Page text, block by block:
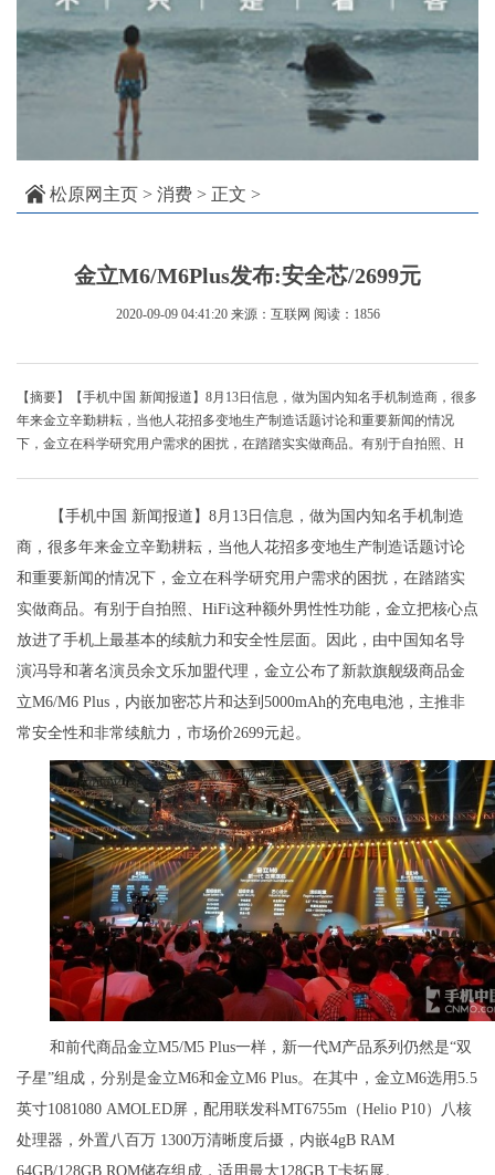
松原网主页 > 消费 > 正文 >
金立M6/M6Plus发布:安全芯/2699元
2020-09-09 04:41:20 来源：互联网 阅读：1856
【摘要】【手机中国 新闻报道】8月13日信息，做为国内知名手机制造商，很多
年来金立辛勤耕耘，当他人花招多变地生产制造话题讨论和重要新闻的情况
下，金立在科学研究用户需求的困扰，在踏踏实实做商品。有别于自拍照、H
【手机中国 新闻报道】8月13日信息，做为国内知名手机制造
商，很多年来金立辛勤耕耘，当他人花招多变地生产制造话题讨论
和重要新闻的情况下，金立在科学研究用户需求的困扰，在踏踏实
实做商品。有别于自拍照、HiFi这种额外男性性功能，金立把核心点
放进了手机上最基本的续航力和安全性层面。因此，由中国知名导
演冯导和著名演员余文乐加盟代理，金立公布了新款旗舰级商品金
立M6/M6 Plus，内嵌加密芯片和达到5000mAh的充电电池，主推非
常安全性和非常续航力，市场价2699元起。
和前代商品金立M5/M5 Plus一样，新一代M产品系列仍然是“双
子星”组成，分别是金立M6和金立M6 Plus。在其中，金立M6选用5.5
英寸1081080 AMOLED屏，配用联发科MT6755m（Helio P10）八核
处理器，外置八百万 1300万清晰度后摄，内嵌4gB RAM
64GB/128GB ROM储存组成，适用最大128GB T卡拓展。